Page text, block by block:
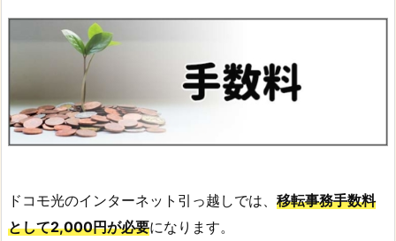
ドコモ光のインターネット引っ越しでは、 移転事務手数料
として2,000円が必要になります。